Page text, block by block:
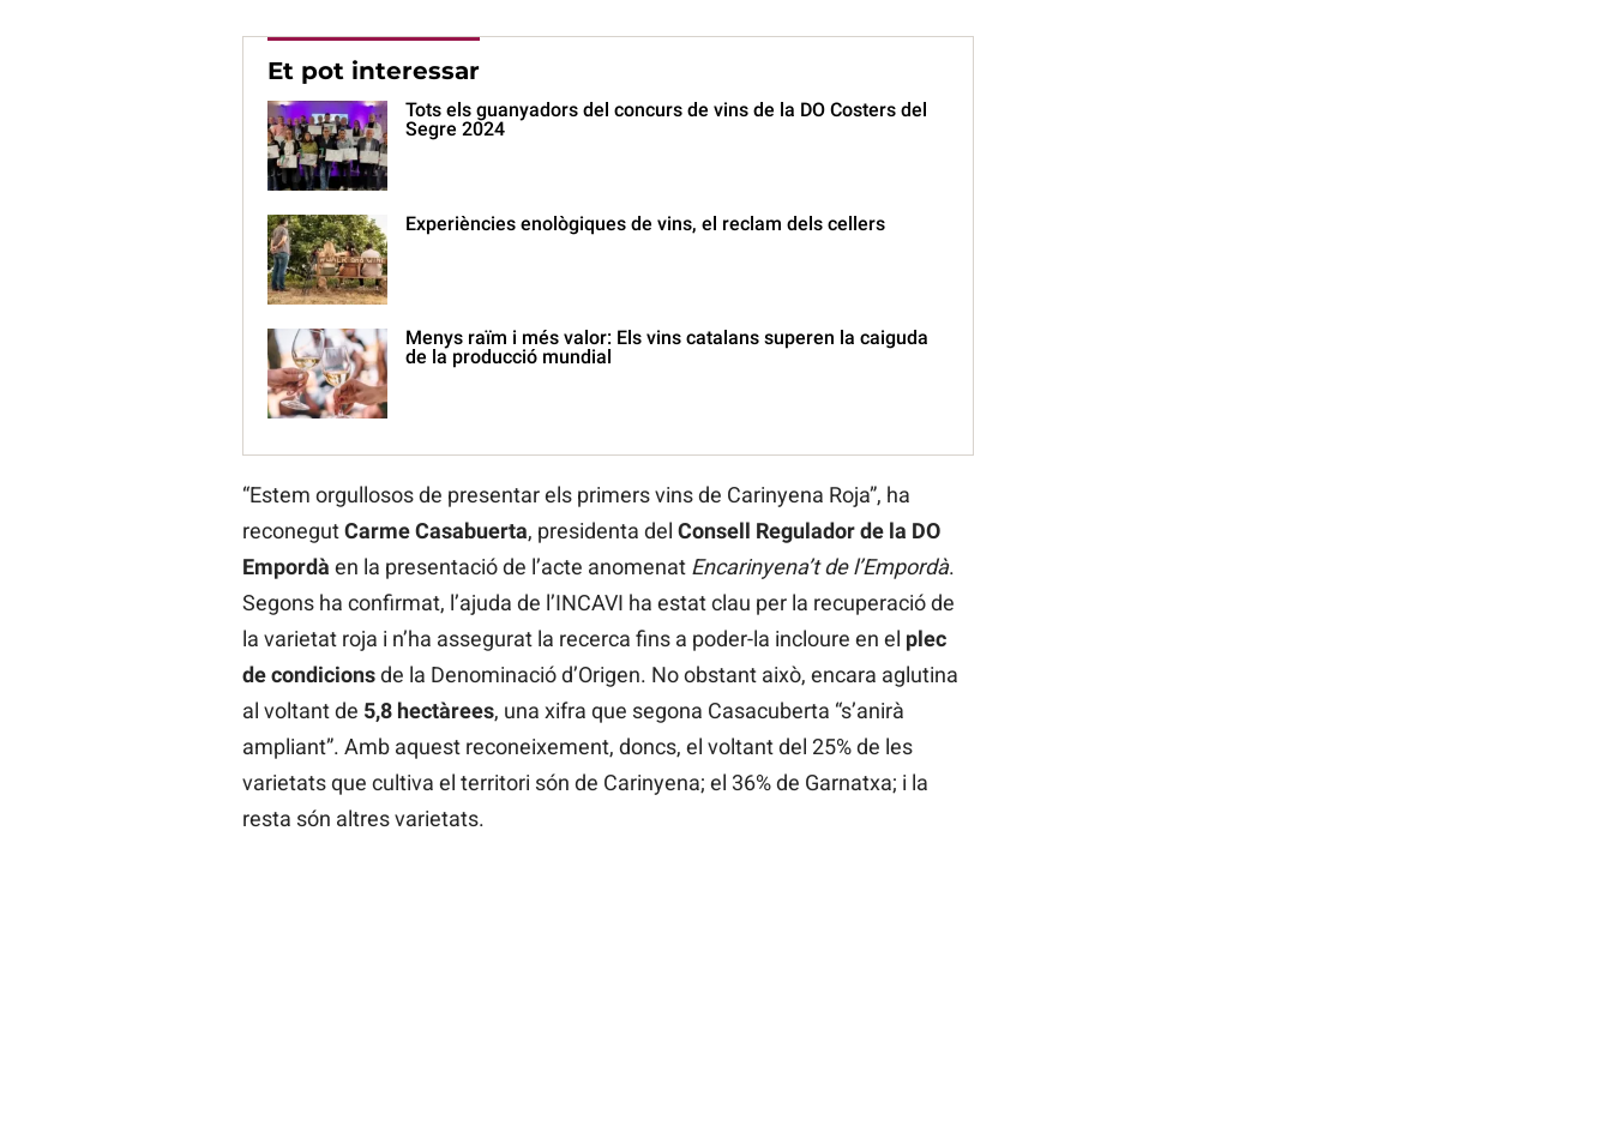
Et pot interessar
Tots els guanyadors del concurs de vins de la DO Costers del
Segre 2024
Experiències enològiques de vins, el reclam dels cellers
Menys raïm i més valor: Els vins catalans superen la caiguda
de la producció mundial
“Estem orgullosos de presentar els primers vins de Carinyena Roja”, ha
reconegutCarme Casabuerta, presidenta del Consell Regulador de la DO
Empordà en la presentació de l’acte anomenat Encarinyena’t de l’Empordà.
Segons ha confirmat, l’ajuda de l’INCAVI ha estat clau per la recuperació de
la varietat roja i n’ha assegurat la recerca fins a poder-la incloure en el plec
de condicionsde la Denominació d’Origen. No obstant això, encara aglutina
al voltant de 5,8 hectàrees, una xifra que segona Casacuberta “s’anirà
ampliant”. Amb aquest reconeixement, doncs, el voltant del 25% de les
varietats que cultiva el territori són de Carinyena; el 36% de Garnatxa; i la
resta són altres varietats.